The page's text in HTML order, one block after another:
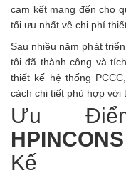
cam kết mang đến cho
tối ưu nhất về chi phí
Sau nhiều năm phát
tôi đã thành công và
thiết kế hệ thống
cách chi tiết phù hợp với
Ưu
HPINCONS
Kế